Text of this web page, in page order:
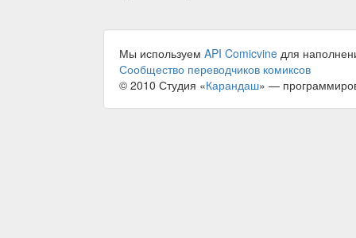
Мы используем API Comicvine для
Сообщество переводчиков комиксов
© 2010 Студия «Карандаш» —